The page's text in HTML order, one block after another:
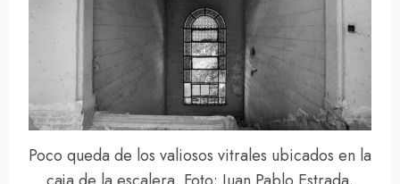
Poco queda de los valiosos vitrales ubicados en la